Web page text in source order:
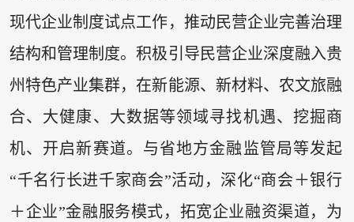
现代企业制度试点工作，推动民营企业完善治理
结构和管理制度。积极引导民营企业深度融入贵
州特色产业集群，在新能源、新材料、农文旅融
合、大健康、大数据等领域寻找机遇、挖掘商
机、开启新赛道。与省地方金融监管局等发起
“千名行长进千家商会”活动，深化“商会＋银行
＋企业”金融服务模式，拓宽企业融资渠道，为